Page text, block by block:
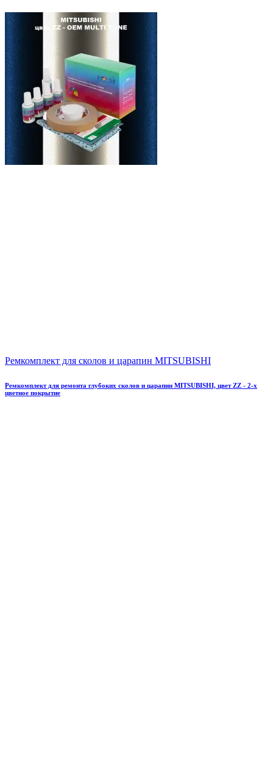
Ремкомплект для сколов и царапин MITSUBISHI
Ремкомплект для ремонта глубоких сколов и царапин MITSUBISHI, цвет ZZ - 2-х
цветное покрытие